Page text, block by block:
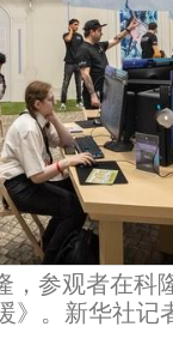
，参观者在科
》。新华社记